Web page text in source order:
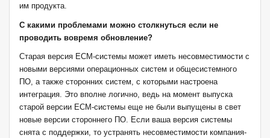
им продукта.
С какими проблемами можно столкнуться если не
проводить вовремя обновление?
Старая версия ECM-системы может иметь несовместимости с
новыми версиями операционных систем и общесистемного
ПО, а также сторонних систем, с которыми настроена
интеграция. Это вполне логично, ведь на момент выпуска
старой версии ECM-системы еще не были выпущены в свет
новые версии стороннего ПО. Если ваша версия системы
снята с поддержки, то устранять несовместимости компания-